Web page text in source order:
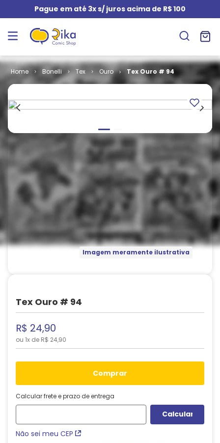
Pague em até 3x s/ juros acima de R$ 100
Bonelli Tex Ouro Tex Ouro # 94
Imagem meramente ilustrativa
Tex Ouro # 94
R$ 24,90
ou 1x de R$ 24,90
comprar
Calcular frete e prazo de entrega
Não sei meu CEP